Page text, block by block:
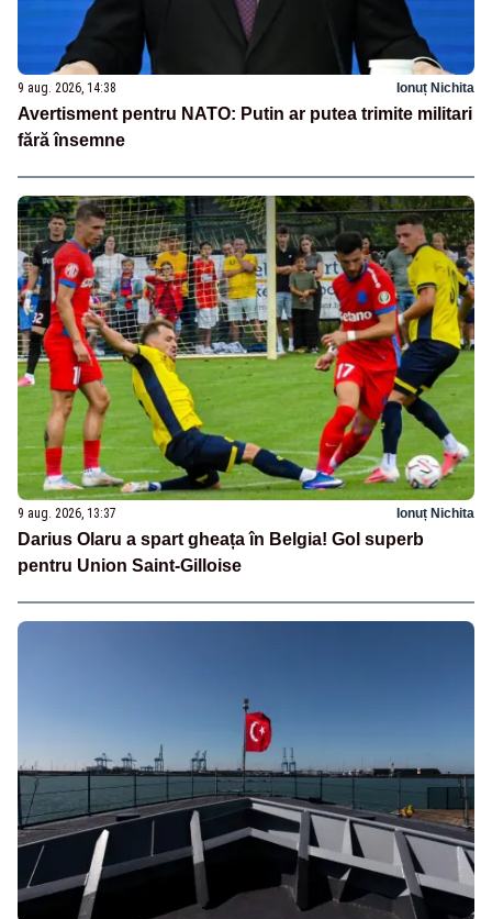
9 aug. 2026, 14:38 Ionuț Nichita
Avertisment pentru NATO: Putin ar putea trimite militari
fără însemne
9 aug. 2026, 13:37 Ionuț Nichita
Darius Olaru a spart gheața în Belgia! Gol superb
pentru Union Saint-Gilloise